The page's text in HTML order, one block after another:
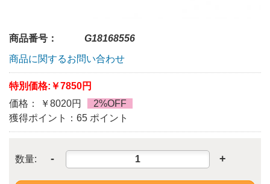
商品番号：
G18168556
商品に関するお問い合わせ
特別価格: ￥7850円
価格： ￥8020円
2%OFF
獲得ポイント：65 ポイント
数量: - +